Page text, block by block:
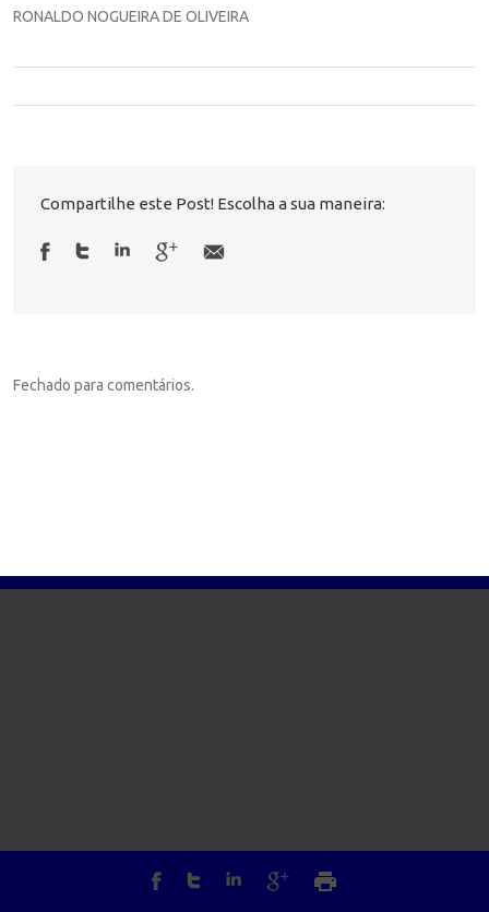
RONALDO NOGUEIRA DE OLIVEIRA
Compartilhe este Post! Escolha a sua maneira:
Fechado para comentários.